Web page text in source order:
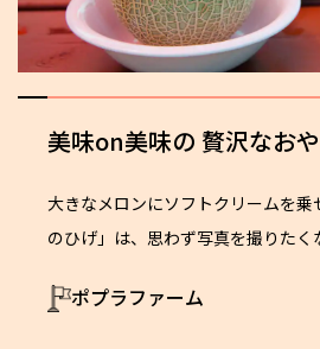
美味on美味の 贅沢なお
大きなメロンにソフトクリームを乗
のひげ」は、思わず写真を撮りたく
ポプラファーム